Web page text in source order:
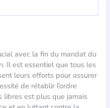
avec la fin du mandat du
Il est essentiel que tous les
leurs efforts pour assurer
de rétablir l’ordre
libres est plus que jamais